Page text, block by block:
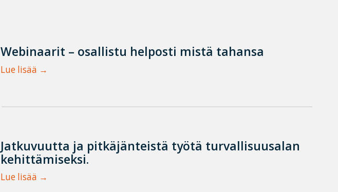
Webinaarit – osallistu helposti mistä tahansa
Lue lisää
Jatkuvuutta ja pitkäjänteistä työtä turvallisuusalan
kehittämiseksi.
Lue lisää